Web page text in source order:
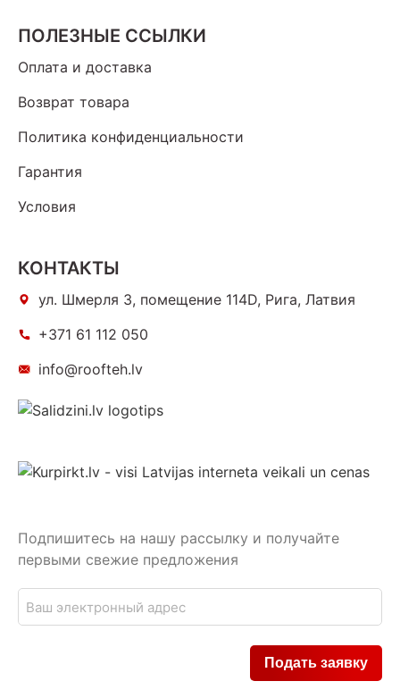
ПОЛЕЗНЫЕ ССЫЛКИ
Оплата и доставка
Возврат товара
Политика конфиденциальности
Гарантия
Условия
КОНТАКТЫ
ул. Шмерля 3, помещение 114D, Рига, Латвия
+371 61 112 050
info@roofteh.lv
Подпишитесь на нашу рассылку и получайте
первыми свежие предложения